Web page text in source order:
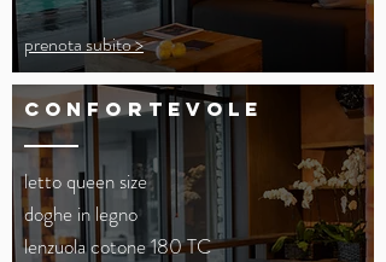
prenota subito >
confortevole
letto queen size
doghe in legno
lenzuola cotone 180 TC